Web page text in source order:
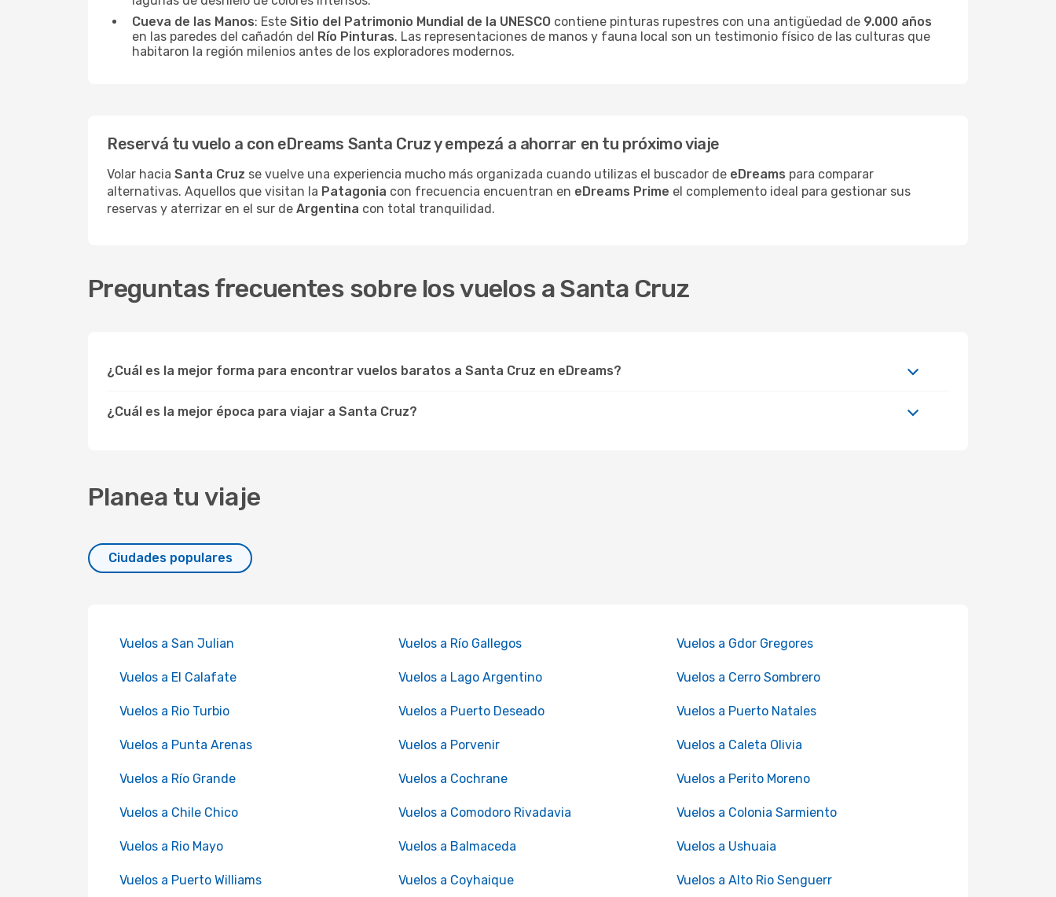
Cueva de las Manos: Este Sitio del Patrimonio Mundial de la UNESCO contiene pinturas rupestres con una antigüedad de 9.000 años
en las paredes del cañadón del Río Pinturas. Las representaciones de manos y fauna local son un testimonio físico de las culturas que
habitaron la región milenios antes de los exploradores modernos.
Reservá tu vuelo a con eDreams Santa Cruz y empezá a ahorrar en tu próximo viaje
Volar hacia Santa Cruz se vuelve una experiencia mucho más organizada cuando utilizas el buscador de eDreams para comparar
alternativas. Aquellos que visitan la Patagonia con frecuencia encuentran en eDreams Prime el complemento ideal para gestionar sus
reservas y aterrizar en el sur de Argentina con total tranquilidad.
Preguntas frecuentes sobre los vuelos a Santa Cruz
¿Cuál es la mejor forma para encontrar vuelos baratos a Santa Cruz en eDreams?
¿Cuál es la mejor época para viajar a Santa Cruz?
Planea tu viaje
Ciudades populares
Vuelos a San Julian Vuelos a Río Gallegos Vuelos a Gdor Gregores
Vuelos a El Calafate Vuelos a Lago Argentino Vuelos a Cerro Sombrero
Vuelos a Rio Turbio Vuelos a Puerto Deseado Vuelos a Puerto Natales
Vuelos a Punta Arenas Vuelos a Porvenir Vuelos a Caleta Olivia
Vuelos a Río Grande Vuelos a Cochrane Vuelos a Perito Moreno
Vuelos a Chile Chico Vuelos a Comodoro Rivadavia Vuelos a Colonia Sarmiento
Vuelos a Rio Mayo Vuelos a Balmaceda Vuelos a Ushuaia
Vuelos a Puerto Williams Vuelos a Coyhaique Vuelos a Alto Rio Senguerr